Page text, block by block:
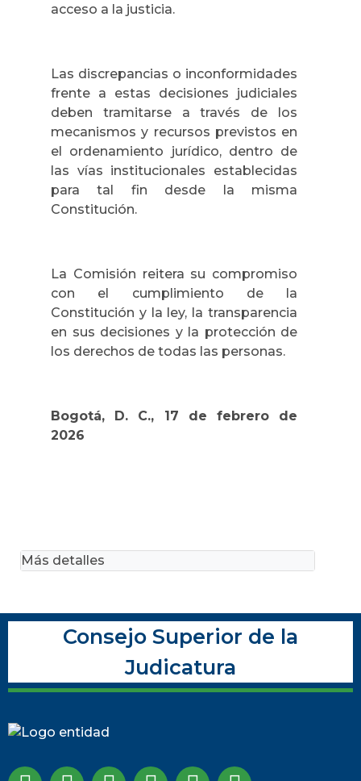
acceso a la justicia.
Las discrepancias o inconformidades
frente a estas decisiones judiciales
deben tramitarse a través de los
mecanismos y recursos previstos en
el ordenamiento jurídico, dentro de
las vías institucionales establecidas
para tal fin desde la misma
Constitución.
La Comisión reitera su compromiso
con el cumplimiento de la
Constitución y la ley, la transparencia
en sus decisiones y la protección de
los derechos de todas las personas.
Bogotá, D. C., 17 de febrero de
2026
Más detalles
Consejo Superior de la
Judicatura